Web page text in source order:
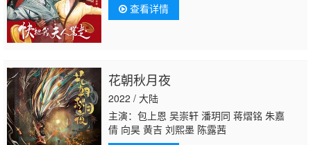
查看详情
花朝秋月夜
2022 / 大陆
主演：包上恩 吴崇轩 潘玥同 蒋熠铭 朱嘉
倩 向昊 黄吉 刘熙墨 陈露茜